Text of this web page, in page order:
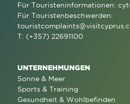
Für Touristeninformationen:
Für Touristenbeschwerden:
T: (+357) 22691100
UNTERNEHMUNGEN
Sonne & Meer
Sports & Training
Gesundheit & Wohlbefinden